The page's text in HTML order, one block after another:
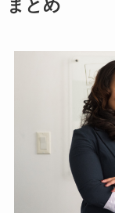
まとめ